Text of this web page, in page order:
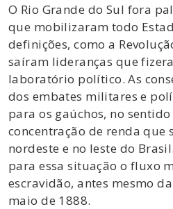
O Rio Grande do Sul fora
que mobilizaram todo
definições, como a
saíram lideranças que
laboratório político. As
dos embates militares e
para os gaúchos, no
concentração de renda que
nordeste e no leste do
para essa situação o fluxo
escravidão, antes mesmo
maio de 1888.